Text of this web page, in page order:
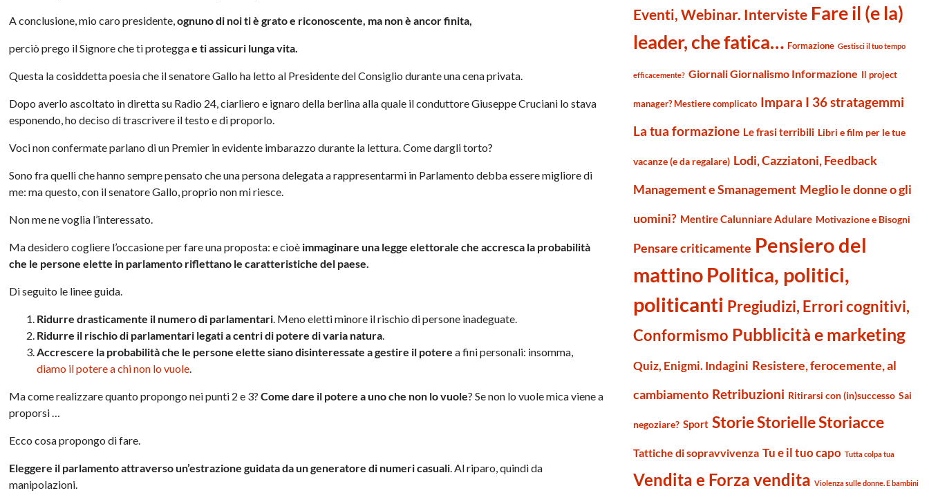
A conclusione, mio caro presidente,ognuno di noi ti è grato e riconoscente, ma non è ancor finita,
perciò prego il Signore che ti proteggae ti assicuri lunga vita.
Questa la cosiddetta poesia che il senatore Gallo ha letto al Presidente del Consiglio durante una cena privata.
Dopo averlo ascoltato in diretta su Radio 24, ciarliero e ignaro della berlina alla quale il conduttore Giuseppe Cruciani lo stava
esponendo, ho deciso di trascrivere il testo e di proporlo.
Voci non confermate parlano di un Premier in evidente imbarazzo durante la lettura. Come dargli torto?
Sono fra quelli che hanno sempre pensato che una persona delegata a rappresentarmi in Parlamento debba essere migliore di
me: ma questo, con il senatore Gallo, proprio non mi riesce.
Non me ne voglia l’interessato.
Ma desidero cogliere l’occasione per fare una proposta: e cioè immaginare una legge elettorale che accresca la probabilità
che le persone elette in parlamento riflettano le caratteristiche del paese.
Di seguito le linee guida.
Ridurre drasticamente il numero di parlamentari. Meno eletti minore il rischio di persone inadeguate.
Ridurre il rischio di parlamentari legati a centri di potere di varia natura.
Accrescere la probabilità che le persone elette siano disinteressate a gestire il potere a fini personali: insomma,
diamo il potere a chi non lo vuole.
Ma come realizzare quanto propongo nei punti 2 e 3?Come dare il potere a uno che non lo vuole? Se non lo vuole mica viene a
proporsi …
Ecco cosa propongo di fare.
Eleggere il parlamento attraverso un’estrazione guidata da un generatore di numeri casuali. Al riparo, quindi da
manipolazioni.
Eventi, Webinar. Interviste Fare il (e la)
leader, che fatica… Formazione Gestisci il tuo tempo
efficacemente? Giornali Giornalismo Informazione Il project
manager? Mestiere complicato Impara I 36 stratagemmi
La tua formazione Le frasi terribili Libri e film per le tue
vacanze (e da regalare) Lodi, Cazziatoni, Feedback
Management e Smanagement Meglio le donne o gli
uomini? Mentire Calunniare Adulare Motivazione e Bisogni
Pensare criticamente Pensiero del
mattino Politica, politici,
politicanti Pregiudizi, Errori cognitivi,
Conformismo Pubblicità e marketing
Quiz, Enigmi. Indagini Resistere, ferocemente, al
cambiamento Retribuzioni Ritirarsi con (in)successo Sai
negoziare? Sport Storie Storielle Storiacce
Tattiche di sopravvivenza Tu e il tuo capo Tutta colpa tua
Vendita e Forza vendita Violenza sulle donne. E bambini